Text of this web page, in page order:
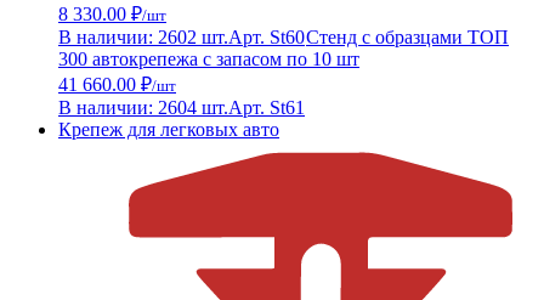
8 330.00 ₽/шт
В наличии: 2602 шт.Арт. St60Стенд с образцами ТОП
300 автокрепежа с запасом по 10 шт
41 660.00 ₽/шт
В наличии: 2604 шт.Арт. St61
Крепеж для легковых авто